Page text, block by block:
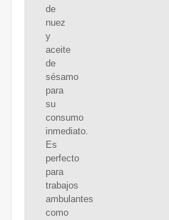
de
nuez
y
aceite
de
sésamo
para
su
consumo
inmediato.
Es
perfecto
para
trabajos
ambulantes
como